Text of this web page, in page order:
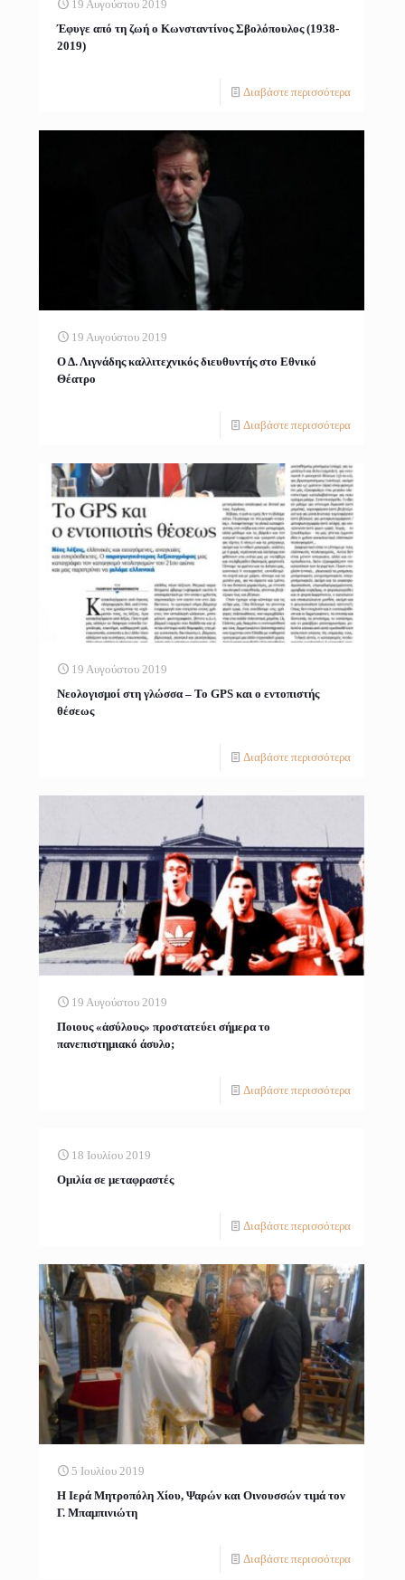
19 Αυγούστου 2019
Έφυγε από τη ζωή ο Κωνσταντίνος Σβολόπουλος (1938-
2019)
Διαβάστε περισσότερα
19 Αυγούστου 2019
Ο Δ. Λιγνάδης καλλιτεχνικός διευθυντής στο Εθνικό
Θέατρο
Διαβάστε περισσότερα
19 Αυγούστου 2019
Νεολογισμοί στη γλώσσα – Το GPS και ο εντοπιστής
θέσεως
Διαβάστε περισσότερα
19 Αυγούστου 2019
Ποιους «ἀσύλους» προστατεύει σήμερα το
πανεπιστημιακό άσυλο;
Διαβάστε περισσότερα
18 Ιουλίου 2019
Ομιλία σε μεταφραστές
Διαβάστε περισσότερα
5 Ιουλίου 2019
Η Ιερά Μητροπόλη Χίου, Ψαρών και Οινουσσών τιμά τον
Γ. Μπαμπινιώτη
Διαβάστε περισσότερα